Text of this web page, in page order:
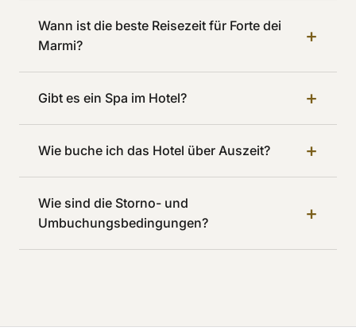
Wann ist die beste Reisezeit für Forte dei
Marmi?
+
Gibt es ein Spa im Hotel? +
Wie buche ich das Hotel über Auszeit? +
Wie sind die Storno- und
Umbuchungsbedingungen?
+